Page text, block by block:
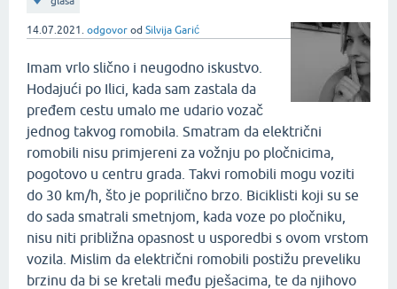
14.07.2021. odgovor od Silvija Garić
Imam vrlo slično i neugodno iskustvo.
Hodajući po Ilici, kada sam zastala da
pređem cestu umalo me udario vozač
jednog takvog romobila. Smatram da električni
romobili nisu primjereni za vožnju po pločnicima,
pogotovo u centru grada. Takvi romobili mogu voziti
do 30 km/h, što je poprilično brzo. Biciklisti koji su se
do sada smatrali smetnjom, kada voze po pločniku,
nisu niti približna opasnost u usporedbi s ovom vrstom
vozila. Mislim da električni romobili postižu preveliku
brzinu da bi se kretali među pješacima, te da njihovo